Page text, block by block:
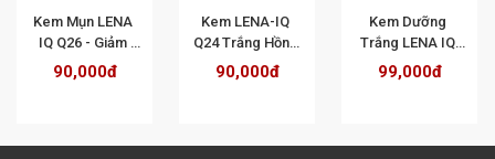
Kem Mụn LENA
IQ Q26 - Giảm
Thâm, Nám, Mờ
Sẹo, Dưỡng
90,000đ
Kem LENA-IQ
Q24 Trắng Hồng
Da - Chống Nắng
- Bảo Vệ Da Mặt -
90,000đ
Kem Dưỡng
Trắng LENA IQ
Q25 - Giảm Thâm,
Phục Hồi, Tái Tạo
99,000đ